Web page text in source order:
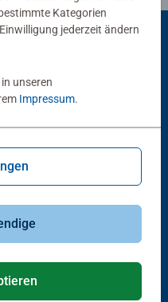
auch
Planetensystem
Durchschnittliche Bewertung 5.0 von
Kategorien
jederzeit ändern
unseren
Impressum.